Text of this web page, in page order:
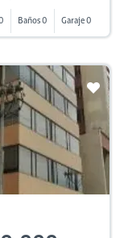
Baños 0 Garaje 0